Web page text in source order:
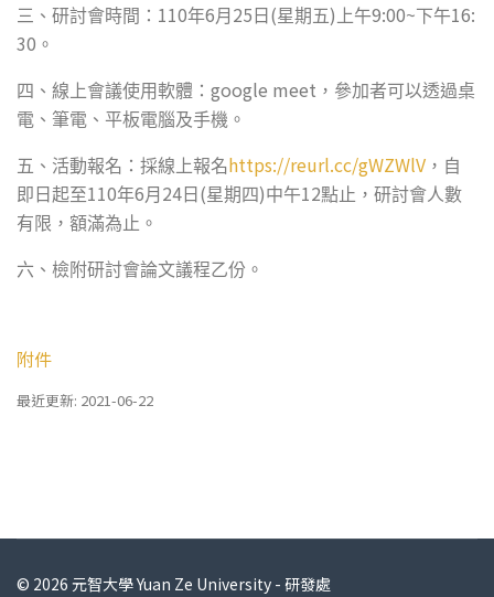
三、研討會時間： 110年6月 25 日 (星期五) 上午9:00~下午16:
30 。
四、線上會議使用軟體： google meet ，參加者可以透過桌
電、筆電、平板電腦及手機。
五、活動報名：採線上報名https://reurl.cc/gWZWlV ，自
即日起至110年6月 24 日 (星期四)中午12點止，研討會人數
有限，額滿為止。
六、檢附研討會論文議程乙份。
附件
最近更新: 2021-06-22
© 2026 元智大學 Yuan Ze University - 研發處